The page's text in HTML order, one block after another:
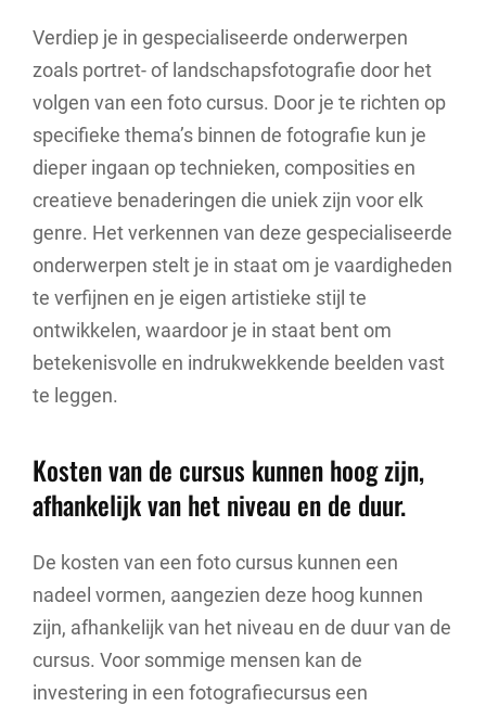
Verdiep je in gespecialiseerde onderwerpen
zoals portret- of landschapsfotografie door het
volgen van een foto cursus. Door je te richten op
specifieke thema’s binnen de fotografie kun je
dieper ingaan op technieken, composities en
creatieve benaderingen die uniek zijn voor elk
genre. Het verkennen van deze gespecialiseerde
onderwerpen stelt je in staat om je vaardigheden
te verfijnen en je eigen artistieke stijl te
ontwikkelen, waardoor je in staat bent om
betekenisvolle en indrukwekkende beelden vast
te leggen.
Kosten van de cursus kunnen hoog zijn,
afhankelijk van het niveau en de duur.
De kosten van een foto cursus kunnen een
nadeel vormen, aangezien deze hoog kunnen
zijn, afhankelijk van het niveau en de duur van de
cursus. Voor sommige mensen kan de
investering in een fotografiecursus een